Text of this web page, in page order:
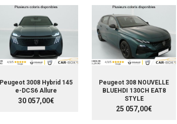
Peugeot 3008 Hybrid 145
e-DCS6 Allure
30 057,00€
Peugeot 308 NOUVELLE
BLUEHDI 130CH EAT8
STYLE
25 057,00€